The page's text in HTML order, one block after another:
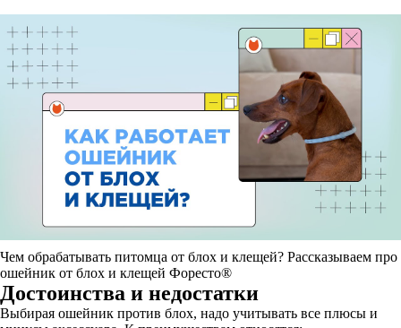
Чем обрабатывать питомца от блох и клещей? Рассказываем про
ошейник от блох и клещей Форесто®
Достоинства и недостатки
Выбирая ошейник против блох, надо учитывать все плюсы и